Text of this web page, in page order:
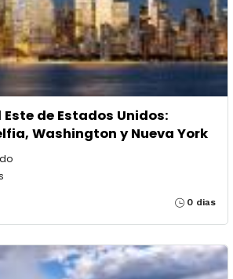
de Estados Unidos:
Washington y Nueva York
0 dias